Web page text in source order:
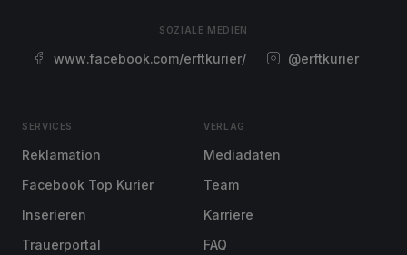
SOZIALE MEDIEN
www.facebook.com/erftkurier/ @erftkurier
SERVICES
Reklamation
Facebook Top Kurier
Inserieren
Trauerportal
VERLAG
Mediadaten
Team
Karriere
FAQ